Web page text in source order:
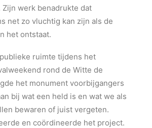
Zijn werk benadrukte dat
net zo vluchtig kan zijn als de
het ontstaat.
ruimte tijdens het
rond de Witte de
het monument voorbijgangers
bij wat een held is en wat we als
bewaren of juist vergeten.
en coördineerde het project.